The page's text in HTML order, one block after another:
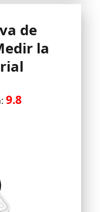
Pro" y se
de
la
9.8